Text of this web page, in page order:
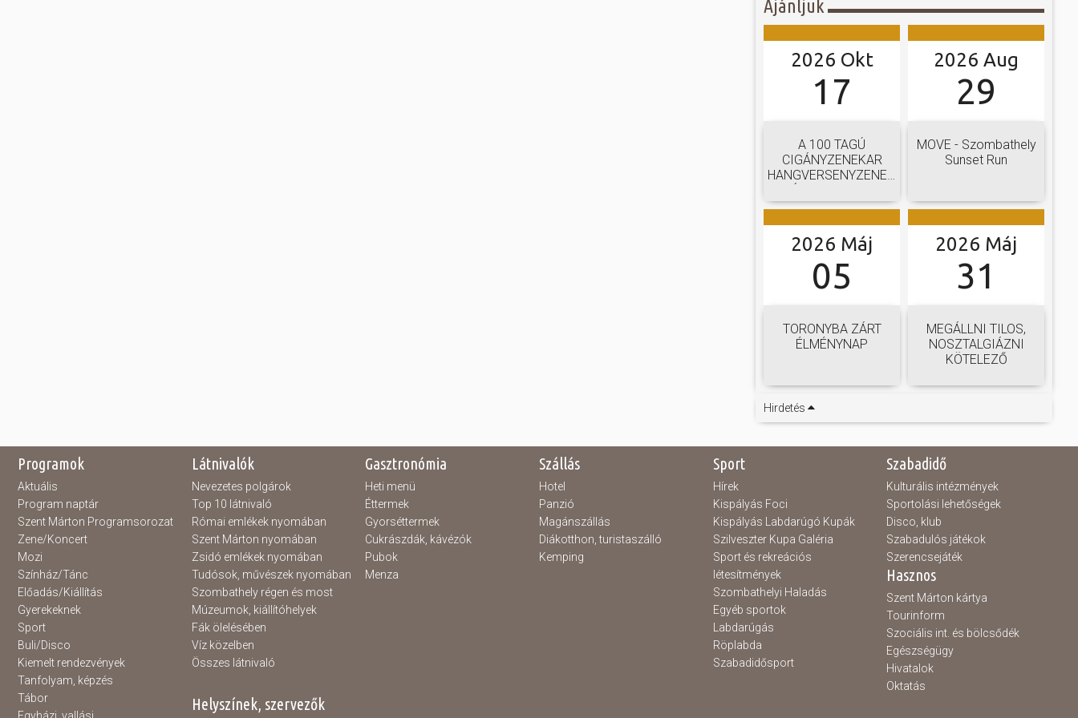
Ajánljuk
2026 Okt
17
A 100 TAGÚ
CIGÁNYZENEKAR
HANGVERSENYZENEKARI
2026 Aug
29
MOVE - Szombathely
Sunset Run
2026 Máj
05
TORONYBA ZÁRT
ÉLMÉNYNAP
2026 Máj
31
MEGÁLLNI TILOS,
NOSZTALGIÁZNI
KÖTELEZŐ
Hirdetés
Programok
Aktuális
Program naptár
Szent Márton Programsorozat
Zene/Koncert
Mozi
Színház/Tánc
Előadás/Kiállítás
Gyerekeknek
Sport
Buli/Disco
Kiemelt rendezvények
Tanfolyam, képzés
Tábor
Látnivalók
Nevezetes polgárok
Top 10 látnivaló
Római emlékek nyomában
Szent Márton nyomában
Zsidó emlékek nyomában
Tudósok, művészek nyomában
Szombathely régen és most
Múzeumok, kiállítóhelyek
Fák ölelésében
Víz közelben
Összes látnivaló
Gasztronómia
Heti menü
Éttermek
Gyorséttermek
Cukrászdák, kávézók
Pubok
Menza
Szállás
Hotel
Panzió
Magánszállás
Diákotthon, turistaszálló
Kemping
Sport
Hírek
Kispályás Foci
Kispályás Labdarúgó Kupák
Szilveszter Kupa Galéria
Sport és rekreációs
létesítmények
Szombathelyi Haladás
Egyéb sportok
Labdarúgás
Röplabda
Szabadidősport
Szabadidő
Kulturális intézmények
Sportolási lehetőségek
Disco, klub
Szabadulós játékok
Szerencsejáték
Hasznos
Szent Márton kártya
Tourinform
Szociális int. és bölcsődék
Egészségügy
Hivatalok
Oktatás
Helyszínek, szervezők